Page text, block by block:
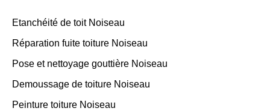
Etanchéité de toit Noiseau
Réparation fuite toiture Noiseau
Pose et nettoyage gouttière Noiseau
Demoussage de toiture Noiseau
Peinture toiture Noiseau